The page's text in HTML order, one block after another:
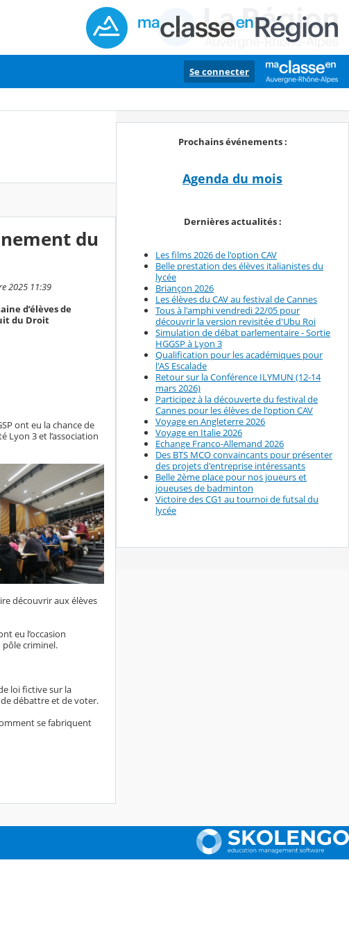
Se connecter
du
2025 11:39
d’élèves de
du Droit
ont eu la chance de
Lyon 3 et l’association
découvrir aux élèves
eu l’occasion
pôle criminel.
loi fictive sur la
débattre et de voter.
se fabriquent
Prochains événements :
Agenda du mois
Dernières actualités :
Les films 2026 de l'option CAV
Belle prestation des élèves italianistes du
lycée
Briançon 2026
Les élèves du CAV au festival de Cannes
Tous à l'amphi vendredi 22/05 pour
découvrir la version revisitée d'Ubu Roi
Simulation de débat parlementaire - Sortie
HGGSP à Lyon 3
Qualification pour les académiques pour
l'AS Escalade
Retour sur la Conférence ILYMUN (12-14
mars 2026)
Participez à la découverte du festival de
Cannes pour les élèves de l'option CAV
Voyage en Angleterre 2026
Voyage en Italie 2026
Echange Franco-Allemand 2026
Des BTS MCO convaincants pour présenter
des projets d'entreprise intéressants
Belle 2ème place pour nos joueurs et
joueuses de badminton
Victoire des CG1 au tournoi de futsal du
lycée